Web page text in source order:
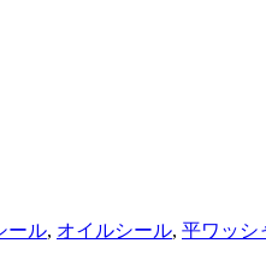
ール, オイルシール, 平ワッシ